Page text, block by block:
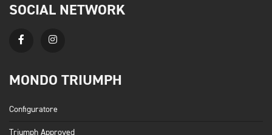
SOCIAL NETWORK
MONDO TRIUMPH
Configuratore
Triumph Approved